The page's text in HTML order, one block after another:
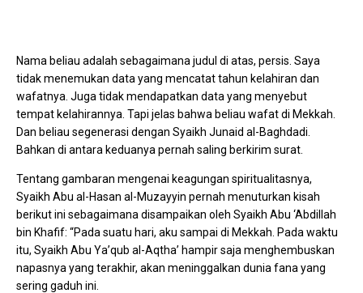
Nama beliau adalah sebagaimana judul di atas, persis. Saya
tidak menemukan data yang mencatat tahun kelahiran dan
wafatnya. Juga tidak mendapatkan data yang menyebut
tempat kelahirannya. Tapi jelas bahwa beliau wafat di Mekkah.
Dan beliau segenerasi dengan Syaikh Junaid al-Baghdadi.
Bahkan di antara keduanya pernah saling berkirim surat.
Tentang gambaran mengenai keagungan spiritualitasnya,
Syaikh Abu al-Hasan al-Muzayyin pernah menuturkan kisah
berikut ini sebagaimana disampaikan oleh Syaikh Abu ‘Abdillah
bin Khafif: “Pada suatu hari, aku sampai di Mekkah. Pada waktu
itu, Syaikh Abu Ya’qub al-Aqtha’ hampir saja menghembuskan
napasnya yang terakhir, akan meninggalkan dunia fana yang
sering gaduh ini.